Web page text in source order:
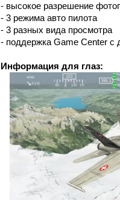
- высокое разрешение
- 3 режима авто пилота
- 3 разных вида просмотра
- поддержка Game Center с
Информация для глаз: